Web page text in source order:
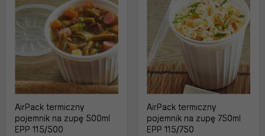
AirPack termiczny
pojemnik na zupę 500ml
EPP 115/500
AirPack termiczny
pojemnik na zupę 750ml
EPP 115/750